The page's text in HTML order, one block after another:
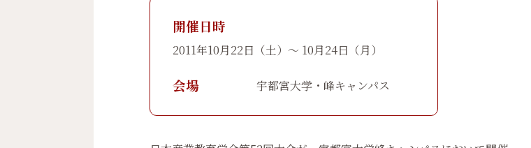
開催日時
2011年10月22日（土）〜 10月24日（月）
会場 宇都宮大学・峰キャンパス